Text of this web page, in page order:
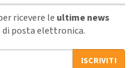
ricevere le ultime news
posta elettronica.
ISCRIVITI